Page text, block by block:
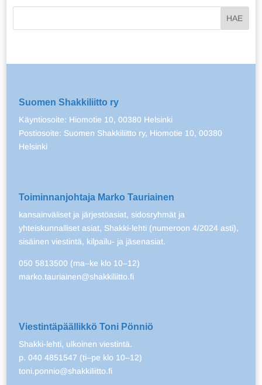
Suomen Shakkiliitto ry
Käyntiosoite: Hiomotie 10, 00380 Helsinki
Postiosoite: Suomen Shakkiliitto ry, Hiomotie 10, 00380
Helsinki
Toiminnanjohtaja Marko Tauriainen
kansainväliset ja järjestöasiat, sidosryhmät ja
yhteiskunnalliset asiat, Shakki-lehti (numeroon 4/2024 asti),
sisäinen viestintä, kilpailu- ja jäsenasiat.
050 5813500 (ma–ke klo 10–12)
marko.tauriainen@shakkiliitto.fi
Viestintäpäällikkö Toni Pönniö
Shakki-lehti, ulkoinen viestintä.
p. 040 4851547 (ti–pe klo 10–12)
toni.ponnio@shakkiliitto.fi